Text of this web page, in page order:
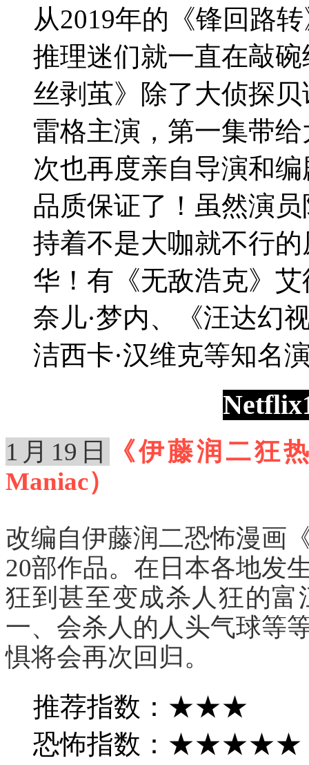
从2019年的《锋回路
推理迷们就一直在敲
丝剥茧》除了大侦探
雷格主演，第一集带
次也再度亲自导演和
品质保证了！虽然演
持着不是大咖就不行
华！有《无敌浩克》
奈儿·梦内、《汪达幻
洁西卡·汉维克等知名
1月19日
《伊藤润二狂
Maniac）
改编自伊藤润二恐怖漫画
20部作品。在日本各地发
狂到甚至变成杀人狂的
一、会杀人的人头气球等
惧将会再次回归。
推荐指数：★★★
恐怖指数：★★★★★